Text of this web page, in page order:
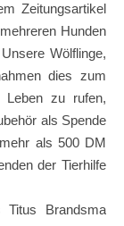
Zeitungsartikel
Hunden
Wölflinge,
dies zum
Leben zu rufen,
als Spende
als 500 DM
der Tierhilfe
Titus Brandsma